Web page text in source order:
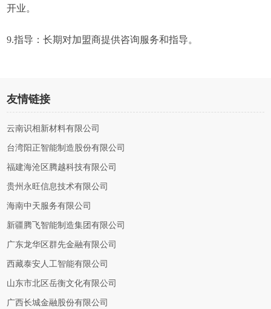
开业。
9.指导：长期对加盟商提供咨询服务和指导。
友情链接
云南识相新材料有限公司
台湾阳正智能制造股份有限公司
福建海沧区腾越科技有限公司
贵州永旺信息技术有限公司
海南中天服务有限公司
新疆腾飞智能制造集团有限公司
广东龙华区群先金融有限公司
西藏泰安人工智能有限公司
山东市北区岳衡文化有限公司
广西长城金融股份有限公司